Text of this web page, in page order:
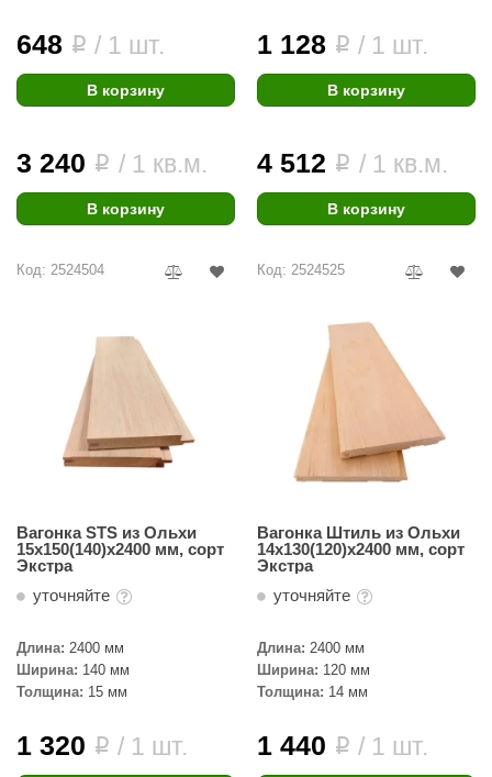
648 i / 1 шт.
В корзину
3 240 i / 1 кв.м.
В корзину
1 128 i / 1 шт.
В корзину
4 512 i / 1 кв.м.
В корзину
Код: 2524504
Вагонка STS из Ольхи
15х150(140)х2400 мм, сорт
Экстра
уточняйте
Длина: 2400 мм
Ширина: 140 мм
Толщина: 15 мм
1 320 i / 1 шт.
Код: 2524525
Вагонка Штиль из Ольхи
14х130(120)х2400 мм, сорт
Экстра
уточняйте
Длина: 2400 мм
Ширина: 120 мм
Толщина: 14 мм
1 440 i / 1 шт.